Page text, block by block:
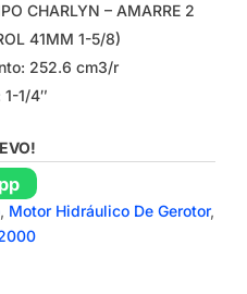
CHARLYN – AMARRE 2
41MM 1-5/8)
252.6 cm3/r
1-1/4″
, Motor Hidráulico De Gerotor,